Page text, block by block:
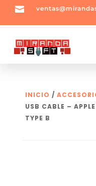

INICIO /
USB CABLE –
TYPE B